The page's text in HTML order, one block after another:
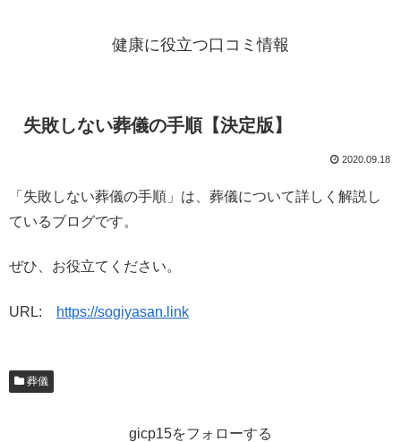
健康に役立つ口コミ情報
失敗しない葬儀の手順【決定版】
2020.09.18
「失敗しない葬儀の手順」は、葬儀について詳しく解説し
ているブログです。
ぜひ、お役立てください。
URL: https://sogiyasan.link
葬儀
gicp15をフォローする